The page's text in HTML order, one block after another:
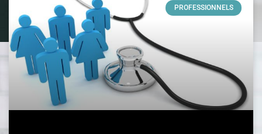
PROFESSIONNELS